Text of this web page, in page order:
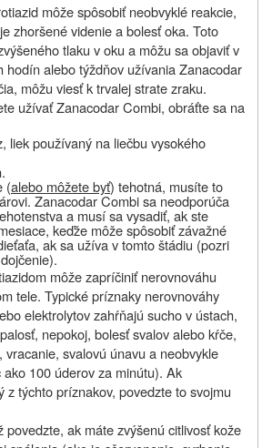
môže spôsobiť neobvyklé reakcie,
zhoršené videnie a bolesť oka. Toto
tlaku v oku a môžu sa objaviť v
hodín alebo týždňov užívania Zanacodar
môžu viesť k trvalej strate zraku.
užívať Zanacodar Combi, obráťte sa na
liek používaný na liečbu vysokého
(alebo môžete byť) tehotná, musíte to
Zanacodar Combi sa neodporúča
a musí sa vysadiť, ak ste
keďže môže spôsobiť závažné
ak sa užíva v tomto štádiu (pozri
môže zapríčiniť nerovnováhu
tele. Typické príznaky nerovnováhy
elektrolytov zahŕňajú sucho v ústach,
nepokoj, bolesť svalov alebo kŕče,
vracanie, svalovú únavu a neobvykle
ako 100 úderov za minútu). Ak
z týchto príznakov, povedzte to svojmu
povedzte, ak máte zvýšenú citlivosť kože